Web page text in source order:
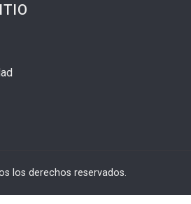
los derechos reservados.